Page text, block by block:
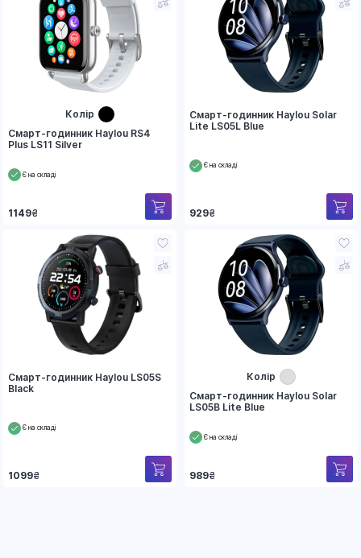
Колір
Смарт-годинник Haylou RS4
Plus LS11 Silver
Є на складі
1149₴
Смарт-годинник Haylou Solar
Lite LS05L Blue
Є на складі
929₴
Смарт-годинник Haylou LS05S
Black
Є на складі
1099₴
Колір
Смарт-годинник Haylou Solar
LS05B Lite Blue
Є на складі
989₴